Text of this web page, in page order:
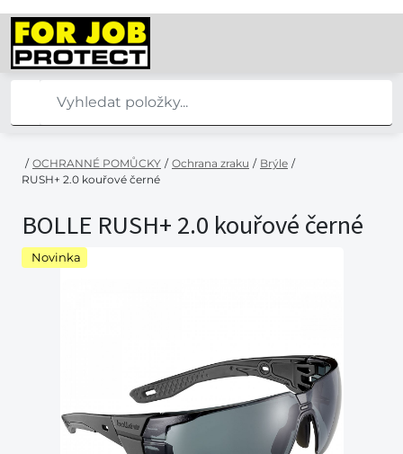
/ OCHRANNÉ POMŮCKY / Ochrana zraku / Brýle /
RUSH+ 2.0 kouřové černé
BOLLE RUSH+ 2.0 kouřové černé
Novinka